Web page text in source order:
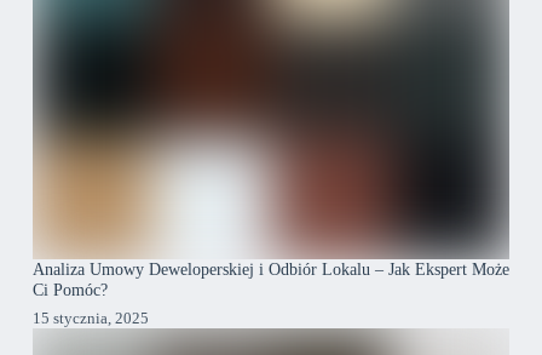
Analiza Umowy Deweloperskiej i Odbiór Lokalu – Jak Ekspert Może
Ci Pomóc?
15 stycznia, 2025